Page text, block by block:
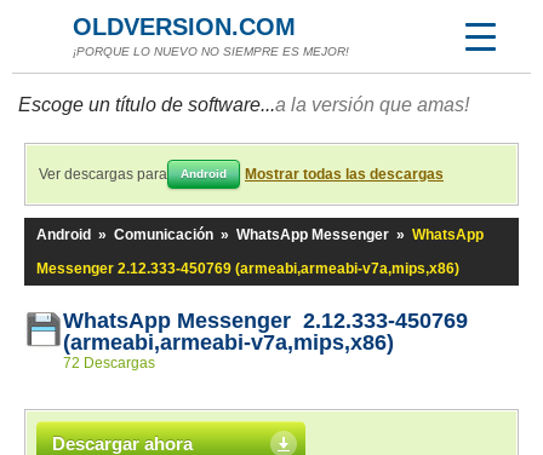
OLDVERSION.COM
¡PORQUE LO NUEVO NO SIEMPRE ES MEJOR!
Escoge un título de software...a la versión que amas!
Ver descargas para Android Mostrar todas las descargas
Android » Comunicación » WhatsApp Messenger » WhatsApp
Messenger 2.12.333-450769 (armeabi,armeabi-v7a,mips,x86)
WhatsApp Messenger 2.12.333-450769
(armeabi,armeabi-v7a,mips,x86)
72 Descargas
Descargar ahora